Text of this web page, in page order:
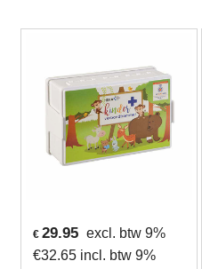
€ 29.95 excl. btw 9%
€32.65 incl. btw 9%